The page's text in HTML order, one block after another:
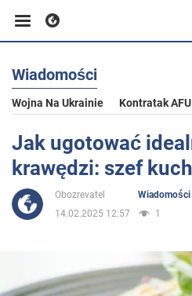
Biznes
Sport
Rozrywka
Polityka
Wiadomości
Wojna Na Ukrainie Kontratak AFU
Jak ugotować
krawędzi: szef
Obozrevatel
Wiadomości
14.02.2025 12:57
1